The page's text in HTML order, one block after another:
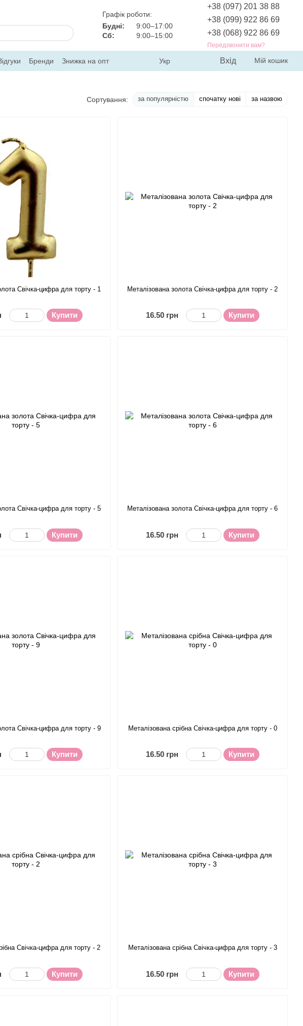
Графік роботи:
Будні:
9:00–17:00
Сб:
9:00–15:00
+38 (097) 201 38 88
+38 (099) 922 86 69
+38 (068) 922 86 69
Передзвонити вам?
Бренди
Знижка на опт
Укр Вхід Мій кошик
Сортування: за популярністю спочатку нові за назвою
Свічка-цифра для торту - 1
Купити
Металізована золота Свічка-цифра для торту - 2
16.50 грн Купити
Свічка-цифра для торту - 5
Купити
Металізована золота Свічка-цифра для торту - 6
16.50 грн Купити
Свічка-цифра для торту - 9
Купити
Металізована срібна Свічка-цифра для торту - 0
16.50 грн Купити
Свічка-цифра для торту - 2
Купити
Металізована срібна Свічка-цифра для торту - 3
16.50 грн Купити